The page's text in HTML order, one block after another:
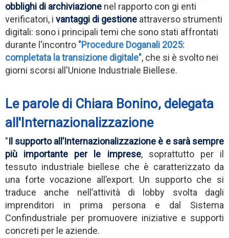
obblighi di archiviazione nel rapporto con gi enti
verificatori, i vantaggi di gestione attraverso strumenti
digitali: sono i principali temi che sono stati affrontati
durante l'incontro "Procedure Doganali 2025:
completata la transizione digitale", che si è svolto nei
giorni scorsi all'Unione Industriale Biellese.
Le parole di Chiara Bonino, delegata
all'Internazionalizzazione
"Il supporto all’Internazionalizzazione è e sarà sempre
più importante per le imprese, soprattutto per il
tessuto industriale biellese che è caratterizzato da
una forte vocazione all’export. Un supporto che si
traduce anche nell’attività di lobby svolta dagli
imprenditori in prima persona e dal Sistema
Confindustriale per promuovere iniziative e supporti
concreti per le aziende.